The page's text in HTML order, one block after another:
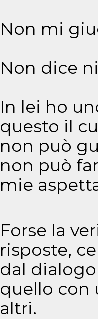
Non mi
Non dice
In lei ho
questo il
non può
non può
mie
Forse la
risposte,
dal
quello con
altri.